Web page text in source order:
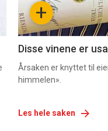
2 +
Disse vinene er
Årsaken er knyttet til
himmelen».
Les hele saken